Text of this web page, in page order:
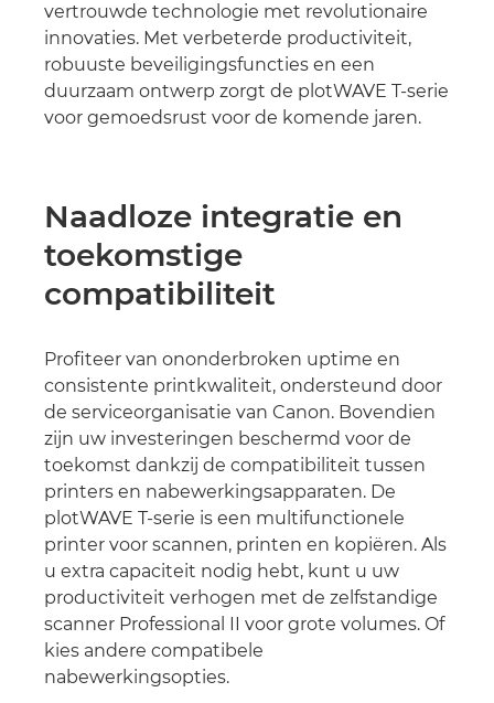
vertrouwde technologie met revolutionaire
innovaties. Met verbeterde productiviteit,
robuuste beveiligingsfuncties en een
duurzaam ontwerp zorgt de plotWAVE T-serie
voor gemoedsrust voor de komende jaren.
Naadloze integratie en
toekomstige
compatibiliteit
Profiteer van ononderbroken uptime en
consistente printkwaliteit, ondersteund door
de serviceorganisatie van Canon. Bovendien
zijn uw investeringen beschermd voor de
toekomst dankzij de compatibiliteit tussen
printers en nabewerkingsapparaten. De
plotWAVE T-serie is een multifunctionele
printer voor scannen, printen en kopiëren. Als
u extra capaciteit nodig hebt, kunt u uw
productiviteit verhogen met de zelfstandige
scanner Professional II voor grote volumes. Of
kies andere compatibele
nabewerkingsopties.